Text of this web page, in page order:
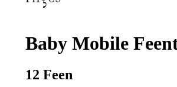
Baby Mobile
12 Feen